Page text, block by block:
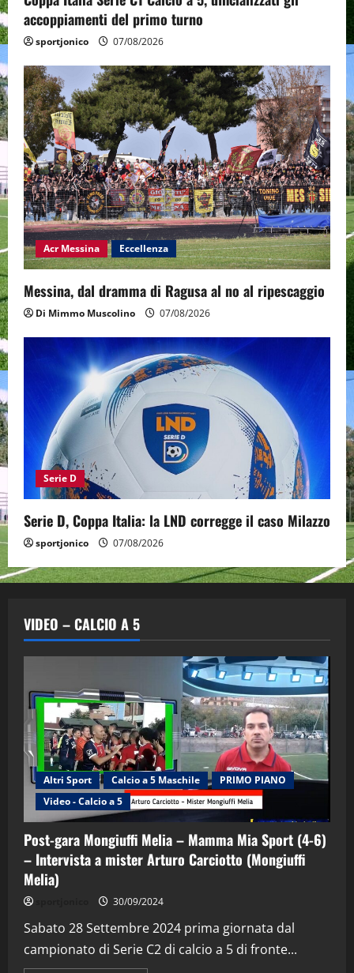
accoppiamenti del primo turno
sportjonico 07/08/2026
Acr Messina Eccellenza
Messina, dal dramma di Ragusa al no al ripescaggio
Di Mimmo Muscolino 07/08/2026
Serie D
Serie D, Coppa Italia: la LND corregge il caso Milazzo
sportjonico 07/08/2026
VIDEO – CALCIO A 5
Altri Sport Calcio a 5 Maschile
PRIMO PIANO
Video - Calcio a 5
Post-gara Mongiuffi Melia – Mamma Mia Sport (4-6)
– Intervista a mister Arturo Carciotto (Mongiuffi
Melia)
30/09/2024
Sabato 28 Settembre 2024 prima giornata dal
campionato di Serie C2 di calcio a 5 di fronte...
2
“SportEmpire” in Podcast: 29^ Puntata
(Martedi 28 Aprile 2026)
28/04/2026